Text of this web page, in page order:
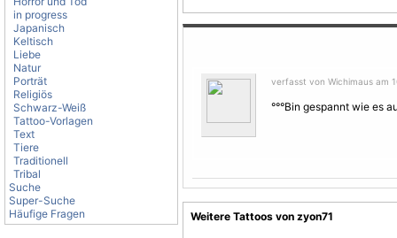
in progress
Japanisch
Keltisch
Liebe
Natur
Porträt
Religiös
Schwarz-Weiß
Tattoo-Vorlagen
Text
Tiere
Traditionell
Tribal
Suche
Super-Suche
Häufige Fragen
verfasst von Wichimaus am
°°°Bin gespannt wie es
Weitere Tattoos von zyon71